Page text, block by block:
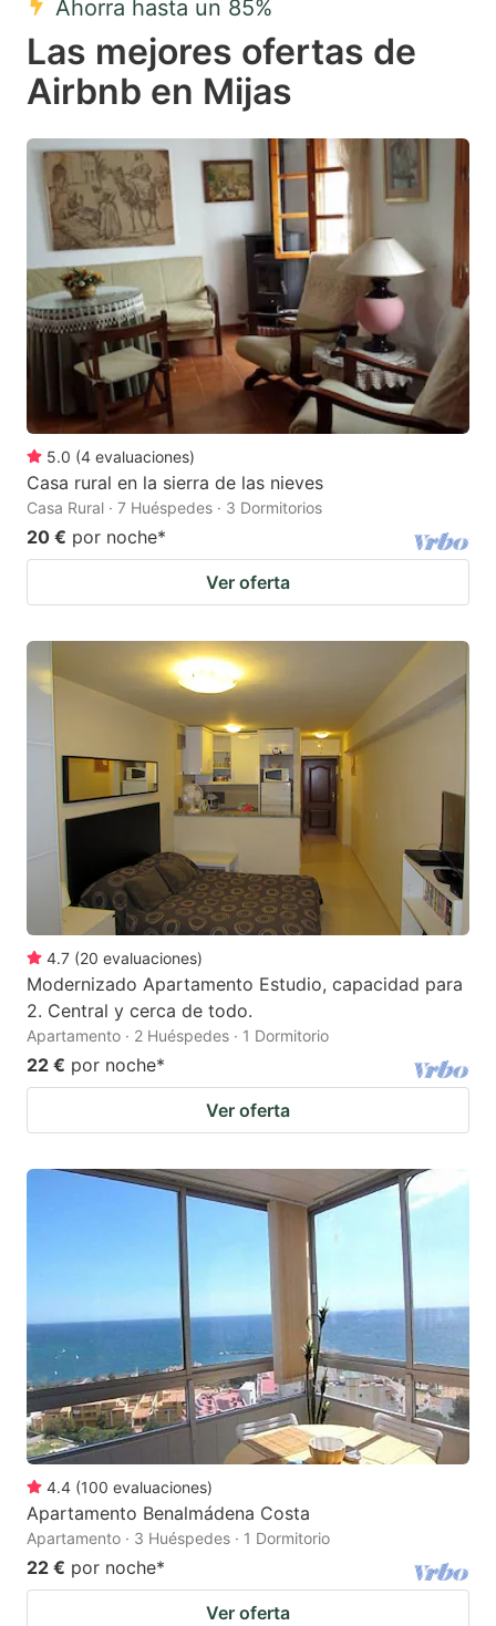
key
to
get
keyboard
shortcuts
for
changing
dates.
to
keyboard
shortcuts
for
changing
dates.
Ahorra hasta un 85%
Las mejores ofertas de
Airbnb en Mijas
5.0 (4 evaluaciones)
Casa rural en la sierra de las nieves
Casa Rural · 7 Huéspedes · 3 Dormitorios
20 € por noche*
Ver oferta
4.7 (20 evaluaciones)
Modernizado Apartamento Estudio, capacidad para
2. Central y cerca de todo.
Apartamento · 2 Huéspedes · 1 Dormitorio
22 € por noche*
Ver oferta
4.4 (100 evaluaciones)
Apartamento Benalmádena Costa
Apartamento · 3 Huéspedes · 1 Dormitorio
22 € por noche*
Ver oferta